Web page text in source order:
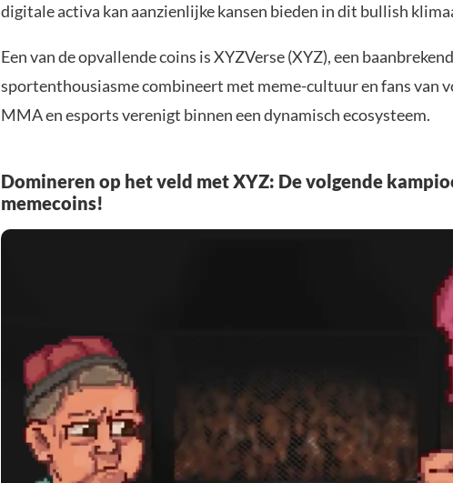
digitale activa kan aanzienlijke kansen bieden in dit bullish
Een van de opvallende coins is XYZVerse (XYZ), een
sportenthousiasme combineert met meme-cultuur en fans van
MMA en esports verenigt binnen een dynamisch ecosysteem.
Domineren op het veld met XYZ: De volgende
memecoins!